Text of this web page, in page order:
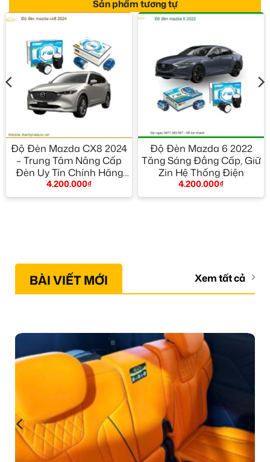
Sản phẩm tương tự
Độ Đèn Mazda CX8 2024
– Trung Tâm Nâng Cấp
Đèn Uy Tín Chính Hãng
TPHCM
4.200.000₫
Độ Đèn Mazda 6 2022
Tăng Sáng Đẳng Cấp, Giữ
Zin Hệ Thống Điện
4.200.000₫
BÀI VIẾT MỚI Xem tất cả